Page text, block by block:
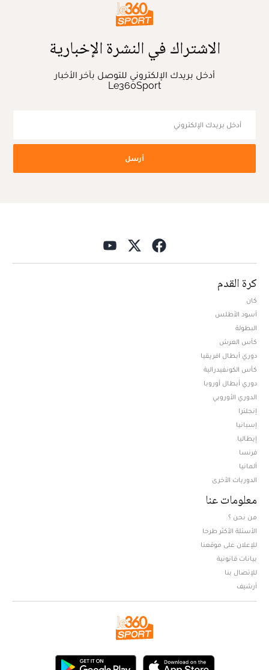
الاشتراك في النشرة الإخبارية
أدخل بريدك الإلكتروني للتوصل بآخر الأخبار
Le360Sport
أرسل
كرة القدم
كان
أسود الأطلس
البطولة
كأس العرش
دوري أبطال افريقيا
كأس الكونفيدرالية
دوري أبطال أوروبا
الدوري الأوروبي
إنجلترا
إسبانيا
إيطاليا
فرنسا
ألمانيا
الدوريات الأخرى
معلومات عنا
من نحن ؟
الأسئلة الأكثر طرحا
للإعلان على موقعنا
بيانات قانونية
للإتصال بنا
أرشيف